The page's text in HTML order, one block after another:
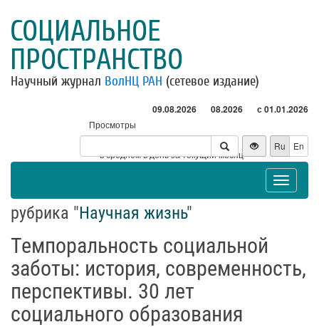
СОЦИАЛЬНОЕ
ПРОСТРАНСТВО
Научный журнал ВолНЦ РАН (сетевое издание)
09.08.2026 08.2026 с 01.01.2026
Просмотры
Посетители
* - в среднем в день за текущий месяц
Ru En
Toggle
рубрика "Научная жизнь"
Темпоральность социальной
заботы: история, современность,
перспективы. 30 лет
социального образования